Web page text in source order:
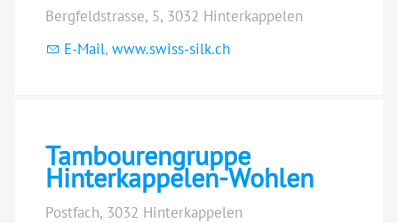
Bergfeldstrasse, 5, 3032 Hinterkappelen
E-Mail, www.swiss-silk.ch
Tambourengruppe
Hinterkappelen-Wohlen
Postfach, 3032 Hinterkappelen